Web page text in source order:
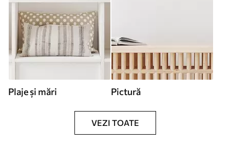
Plaje și mări Pictură
VEZI TOATE